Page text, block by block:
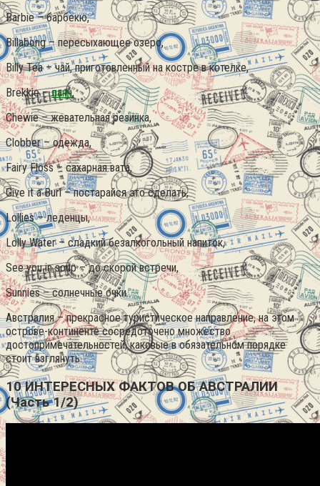
Barbie – барбекю,
Billabong – пересыхающее озеро,
Billy Tea – чай, приготовленный на костре в котелке,
Brekkie –ланч,
Chewie – жевательная резинка,
Clobber – одежда,
Fairy Floss – сахарная вата,
Give it a Burl – постарайся это сделать,
Lollies – леденцы,
Lolly Water – сладкий безалкогольный напиток,
See you in soup – до скорой встречи,
Sunnies – солнечные очки.
Австралия – прекрасное туристическое направление, на этом
острове-континенте сосредоточено множество
достопримечательностей, каковые в обязательном порядке
стоит взглянуть.
10 ИНТЕРЕСНЫХ ФАКТОВ ОБ АВСТРАЛИИ
(Часть 1/2)